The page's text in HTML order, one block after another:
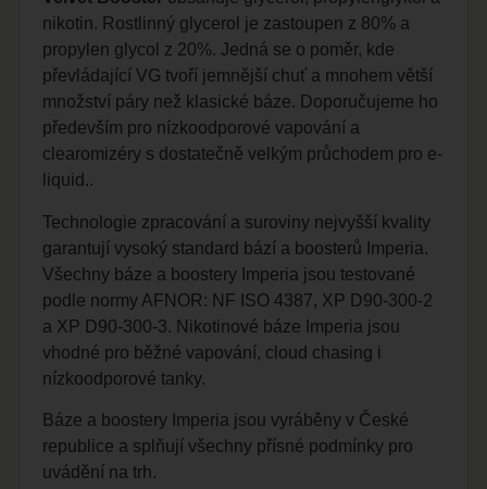
nikotin. Rostlinný glycerol je zastoupen z 80% a
propylen glycol z 20%. Jedná se o poměr, kde
převládající VG tvoří jemnější chuť a mnohem větší
množství páry než klasické báze. Doporučujeme ho
především pro nízkoodporové vapování a
clearomizéry s dostatečně velkým průchodem pro e-
liquid..
Technologie zpracování a suroviny nejvyšší kvality
garantují vysoký standard bází a boosterů Imperia.
Všechny báze a boostery Imperia jsou testované
podle normy AFNOR: NF ISO 4387, XP D90-300-2
a XP D90-300-3. Nikotinové báze Imperia jsou
vhodné pro běžné vapování, cloud chasing i
nízkoodporové tanky.
Báze a boostery Imperia jsou vyráběny v České
republice a splňují všechny přísné podmínky pro
uvádění na trh.